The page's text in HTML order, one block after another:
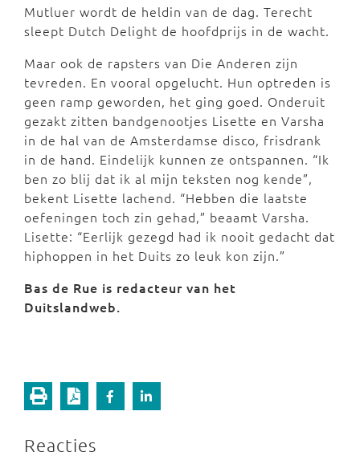
Mutluer wordt de heldin van de dag. Terecht
sleept Dutch Delight de hoofdprijs in de wacht.
Maar ook de rapsters van Die Anderen zijn
tevreden. En vooral opgelucht. Hun optreden is
geen ramp geworden, het ging goed. Onderuit
gezakt zitten bandgenootjes Lisette en Varsha
in de hal van de Amsterdamse disco, frisdrank
in de hand. Eindelijk kunnen ze ontspannen. “Ik
ben zo blij dat ik al mijn teksten nog kende”,
bekent Lisette lachend. “Hebben die laatste
oefeningen toch zin gehad,” beaamt Varsha.
Lisette: “Eerlijk gezegd had ik nooit gedacht dat
hiphoppen in het Duits zo leuk kon zijn.”
Bas de Rue is redacteur van het
Duitslandweb.
Reacties